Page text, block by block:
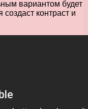
вариантом будет
контраст и